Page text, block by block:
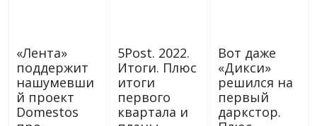
«Лента»
поддержит
нашумевши
й проект
Domestos
5Post. 2022.
Итоги. Плюс
итоги
первого
квартала и
Вот даже
«Дикси»
решился на
первый
даркстор.